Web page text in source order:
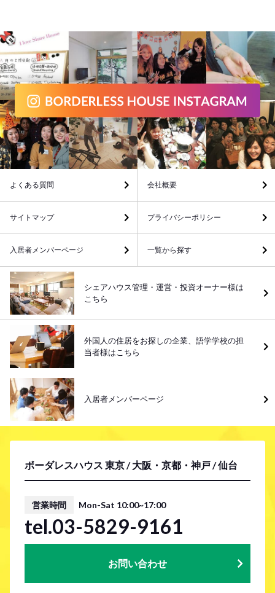
ボーダレスハウス 東京 / 大阪・京都・神戸 / 仙台
営業時間 Mon-Sat 10:00~17:00
tel.03-5829-9161
お問い合わせ
よくある質問 会社概要
サイトマップ プライバシーポリシー
入居者メンバーページ 一覧から探す
シェアハウス管理・運営・投資オーナー様は
こちら
外国人の住居をお探しの企業、語学学校の担
当者様はこちら
入居者メンバーページ